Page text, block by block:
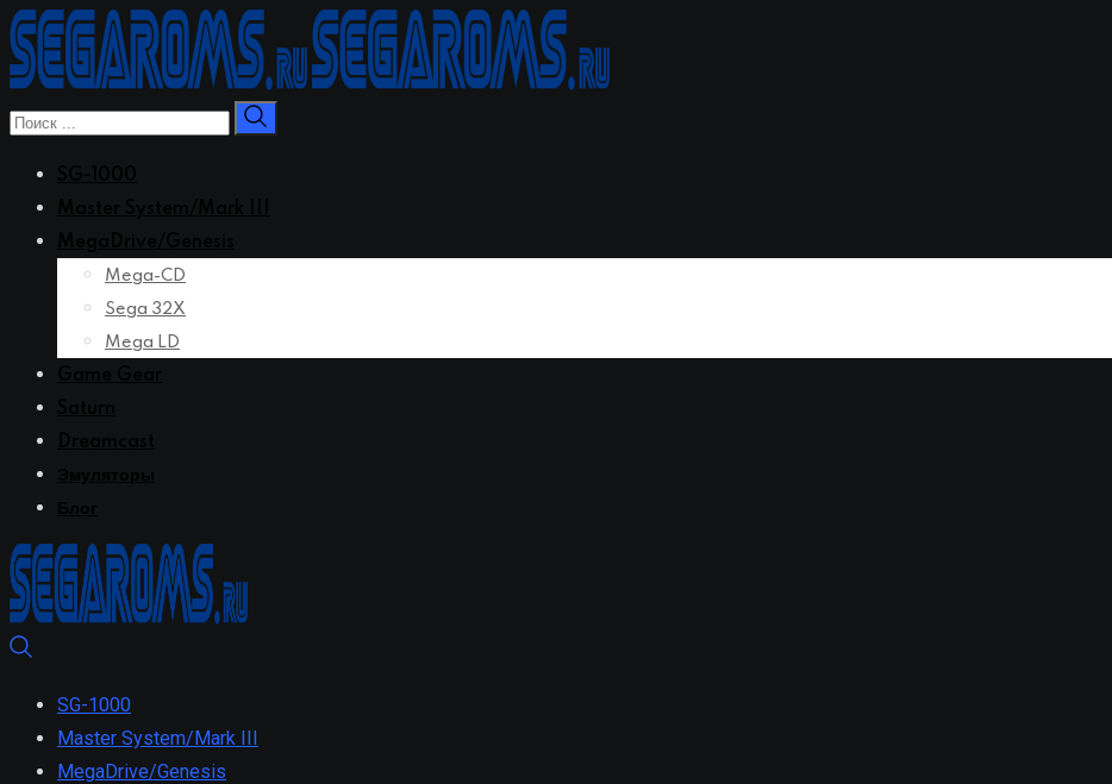
Перейти
к
контенту
Mega-CD
Sega 32X
Mega LD
SG-1000
Master System/Mark III
MegaDrive/Genesis